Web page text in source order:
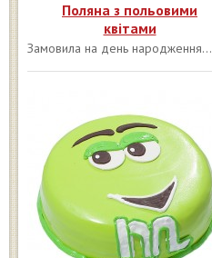
Поляна з польовими
квітами
Замовила на день народження...